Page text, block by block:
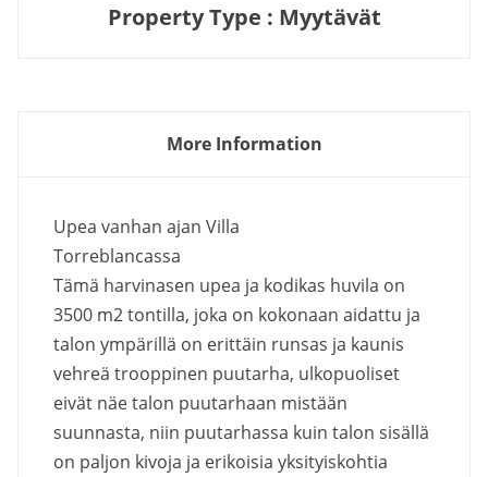
Property Type : Myytävät
More Information
Upea vanhan ajan Villa
Tämä harvinasen upea ja kodikas huvila on
3500 m2 tontilla, joka on kokonaan aidattu ja
talon ympärillä on erittäin runsas ja kaunis
vehreä trooppinen puutarha, ulkopuoliset
eivät näe talon puutarhaan mistään
suunnasta, niin puutarhassa kuin talon sisällä
on paljon kivoja ja erikoisia yksityiskohtia